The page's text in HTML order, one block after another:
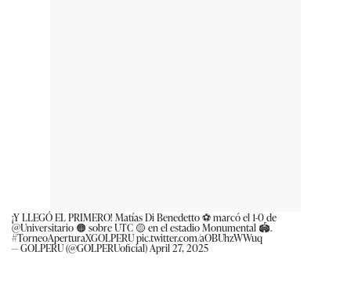
¡Y LLEGÓ EL PRIMERO! Matías Di Benedetto ⚽ marcó el 1-0 de
@Universitario 🟠 sobre UTC 🟡 en el estadio Monumental 🏟.
#TorneoAperturaXGOLPERUpic.twitter.com/aOBUhzWWuq
— GOLPERU (@GOLPERUoficial)April 27, 2025